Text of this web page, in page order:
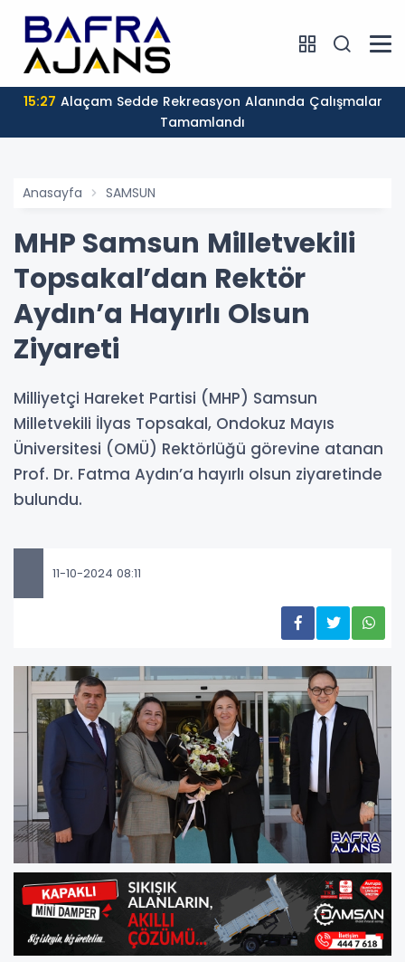
15:27
Tamamlandı
Anasayfa SAMSUN
MHP Samsun Milletvekili
Topsakal’dan Rektör
Aydın’a Hayırlı Olsun
Ziyareti
Milliyetçi Hareket Partisi (MHP) Samsun
Milletvekili İlyas Topsakal, Ondokuz Mayıs
Üniversitesi (OMÜ) Rektörlüğü görevine atanan
Prof. Dr. Fatma Aydın’a hayırlı olsun ziyaretinde
bulundu.
11-10-2024 08:11